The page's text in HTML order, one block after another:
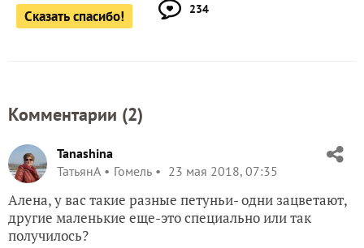
Сказать спасибо! 234
Комментарии (2)
Tanashina
ТатьянА
Гомель 23 мая 2018, 07:35
Алена, у вас такие разные петуньи- одни зацветают,
другие маленькие еще-это специально или так
получилось?